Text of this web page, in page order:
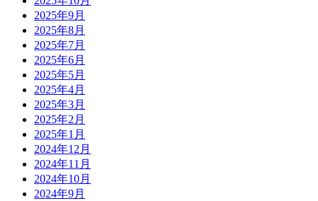
2025年9月
2025年8月
2025年7月
2025年6月
2025年5月
2025年4月
2025年3月
2025年2月
2025年1月
2024年12月
2024年11月
2024年10月
2024年9月